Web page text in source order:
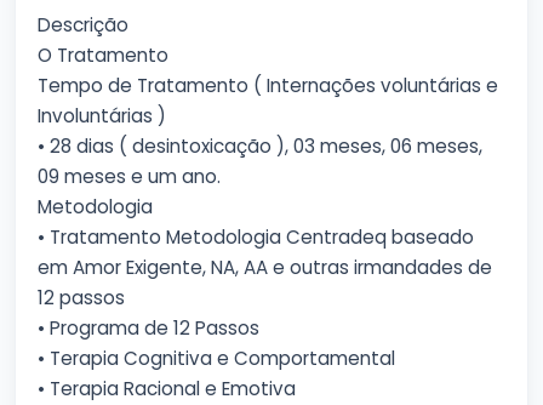
Descrição
O Tratamento
Tempo de Tratamento ( Internações voluntárias e
Involuntárias )
• 28 dias ( desintoxicação ), 03 meses, 06 meses,
09 meses e um ano.
Metodologia
• Tratamento Metodologia Centradeq baseado
em Amor Exigente, NA, AA e outras irmandades de
12 passos
• Programa de 12 Passos
• Terapia Cognitiva e Comportamental
• Terapia Racional e Emotiva